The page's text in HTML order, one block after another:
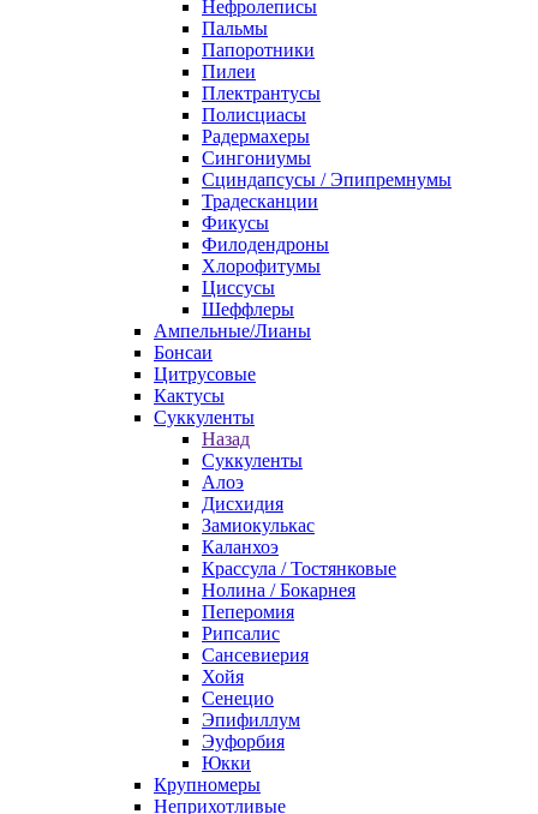
Нефролеписы
Пальмы
Папоротники
Пилеи
Плектрантусы
Полисциасы
Радермахеры
Сингониумы
Сциндапсусы / Эпипремнумы
Традесканции
Фикусы
Филодендроны
Хлорофитумы
Циссусы
Шеффлеры
Ампельные/Лианы
Бонсаи
Цитрусовые
Кактусы
Суккуленты
Назад
Суккуленты
Алоэ
Дисхидия
Замиокулькас
Каланхоэ
Крассула / Тостянковые
Нолина / Бокарнея
Пеперомия
Рипсалис
Сансевиерия
Хойя
Сенецио
Эпифиллум
Эуфорбия
Юкки
Крупномеры
Неприхотливые